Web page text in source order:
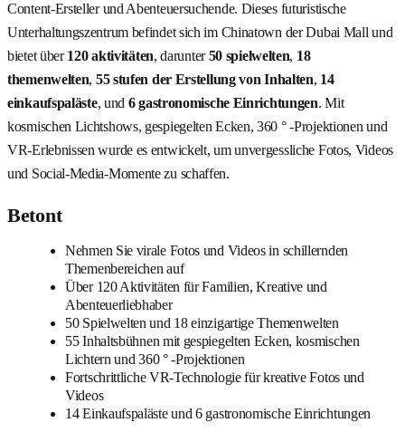
Content-Ersteller und Abenteuersuchende. Dieses futuristische
Unterhaltungszentrum befindet sich im Chinatown der Dubai Mall und
bietet über120 aktivitäten, darunter50 spielwelten, 18
themenwelten, 55 stufen der Erstellung von Inhalten, 14
einkaufspaläste, und 6 gastronomische Einrichtungen. Mit
kosmischen Lichtshows, gespiegelten Ecken, 360 ° -Projektionen und
VR-Erlebnissen wurde es entwickelt, um unvergessliche Fotos, Videos
und Social-Media-Momente zu schaffen.
Betont
Nehmen Sie virale Fotos und Videos in schillernden
Themenbereichen auf
Über 120 Aktivitäten für Familien, Kreative und
Abenteuerliebhaber
50 Spielwelten und 18 einzigartige Themenwelten
55 Inhaltsbühnen mit gespiegelten Ecken, kosmischen
Lichtern und 360 ° -Projektionen
Fortschrittliche VR-Technologie für kreative Fotos und
Videos
14 Einkaufspaläste und 6 gastronomische Einrichtungen